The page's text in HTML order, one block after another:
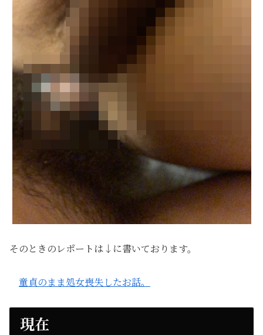
そのときのレポートは↓に書いております。
童貞のまま処女喪失したお話。
現在